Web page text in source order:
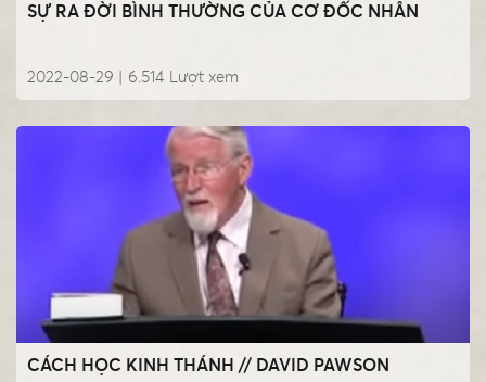
SỰ RA ĐỜI BÌNH THƯỜNG CỦA CƠ ĐỐC NHÂN
2022-08-29 | Lượt xem
6.514
CÁCH HỌC KINH THÁNH // DAVID PAWSON